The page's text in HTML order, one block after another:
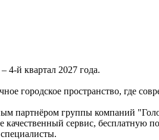
4-й квартал 2027 года.
городское пространство, где
партнёром группы компаний
качественный сервис,